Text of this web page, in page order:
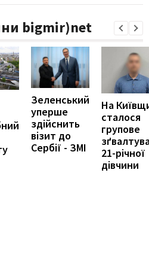
bigmir)net
Зеленський
уперше
здійснить
візит до
Сербії - ЗМІ
На
сталося
групове
21-річної
дівчини